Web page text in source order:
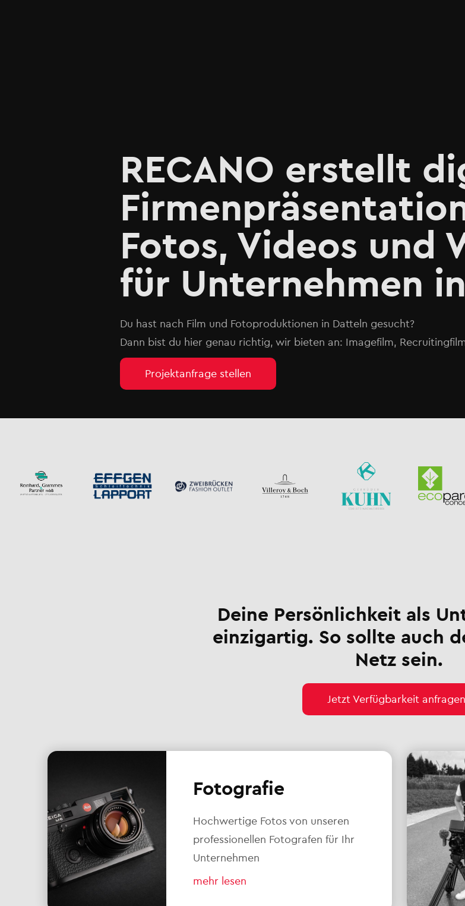
RECANO erstellt
Fotos, Videos und
für Unternehmen
Du hast nach Film und Fotoproduktionen in Datteln gesucht?
Dann bist du hier genau richtig, wir bieten an: Imagefilm,
Projektanfrage stellen
Deine Persönlichkeit als
einzigartig. So sollte auch
Netz sein.
Jetzt Verfügbarkeit anfragen
Fotografie
Hochwertige Fotos von unseren
professionellen Fotografen für Ihr
Unternehmen
mehr lesen